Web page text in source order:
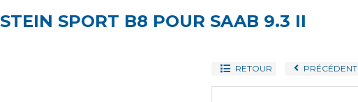
SPORT B8 POUR SAAB 9.3 II
RETOUR PRÉCÉDENT